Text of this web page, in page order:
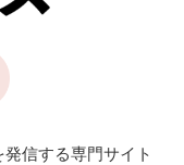
信する専門サイト